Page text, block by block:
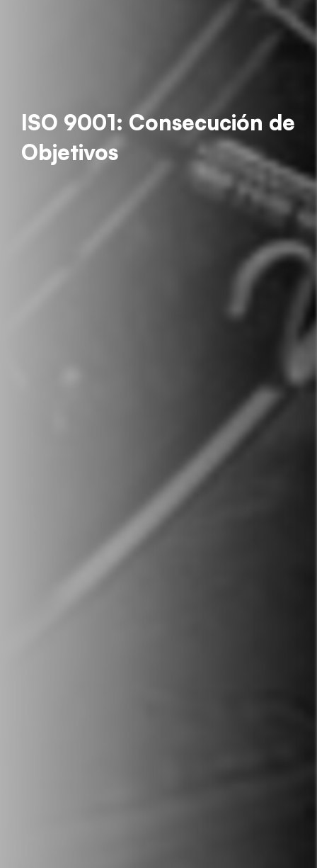
ISO 9001: Consecución de
Objetivos